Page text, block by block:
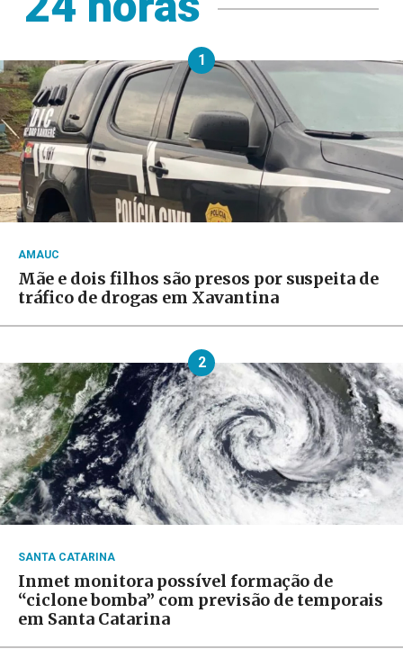
1
AMAUC
Mãe e dois filhos são presos por suspeita de
tráfico de drogas em Xavantina
2
SANTA CATARINA
Inmet monitora possível formação de
“ciclone bomba” com previsão de temporais
em Santa Catarina